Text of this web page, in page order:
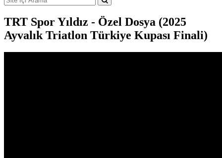
TRT Spor Yıldız - Özel Dosya (2025
Ayvalık Triatlon Türkiye Kupası Finali)